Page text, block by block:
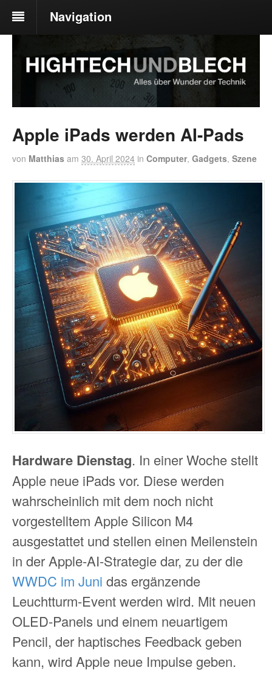
Navigation
Apple iPads werden AI-Pads
von Matthias am 30. April 2024 in Computer, Gadgets, Szene
Hardware Dienstag. In einer Woche stellt
Apple neue iPads vor. Diese werden
wahrscheinlich mit dem noch nicht
vorgestelltem Apple Silicon M4
ausgestattet und stellen einen Meilenstein
in der Apple-AI-Strategie dar, zu der die
WWDC im Juni das ergänzende
Leuchtturm-Event werden wird. Mit neuen
OLED-Panels und einem neuartigem
Pencil, der haptisches Feedback geben
kann, wird Apple neue Impulse geben.